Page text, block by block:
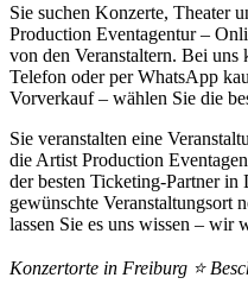
Sie suchen Konzerte, Theater
Production Eventagentur –
von den Veranstaltern. Bei
Telefon oder per WhatsApp
Vorverkauf – wählen Sie die
Sie veranstalten eine
die Artist Production
der besten Ticketing-Partner
gewünschte Veranstaltungsort
lassen Sie es uns wissen – wir
Konzertorte in Freiburg ⭐